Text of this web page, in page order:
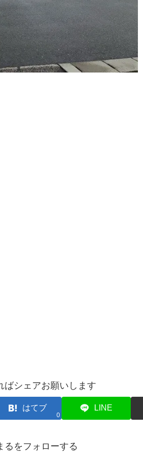
ばシェアお願いします
はてブ
0
LINE
るをフォローする